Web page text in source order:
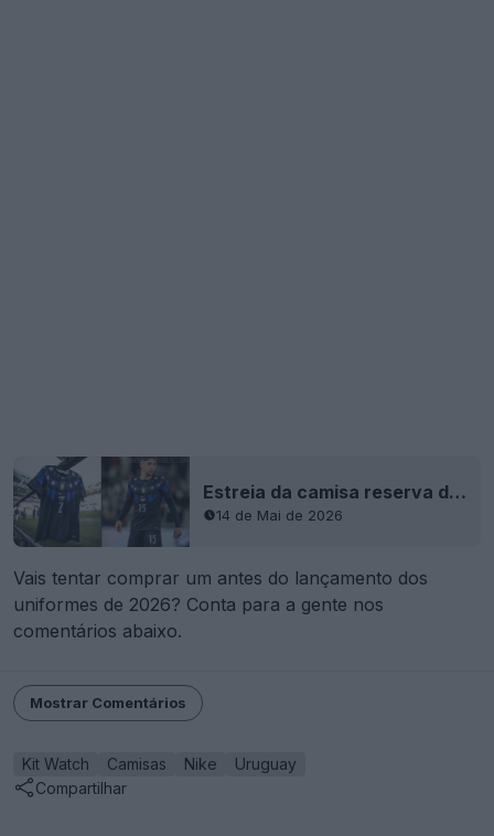
Estreia da camisa reserva do Uruguai para o Mundial de 2026 – Vibes à Pantera Negra – Quantidades muito limitadas
14 de Mai de 2026
Vais tentar comprar um antes do lançamento dos
uniformes de 2026? Conta para a gente nos
comentários abaixo.
Mostrar Comentários
Kit Watch Camisas Nike
Uruguay
Compartilhar